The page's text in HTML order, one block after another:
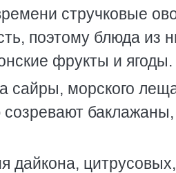
стручковые
поэтому блюда из
фрукты и ягоды.
сайры, морского
дайкона,